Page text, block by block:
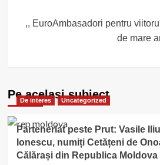
,, EuroAmbasadori pentru
de mare
Pe acelasi subiect
De interes Uncategorized
Parteneriat peste Prut: Vasile
Ionescu, numiți Cetățeni de
Călărași din Republica Moldova